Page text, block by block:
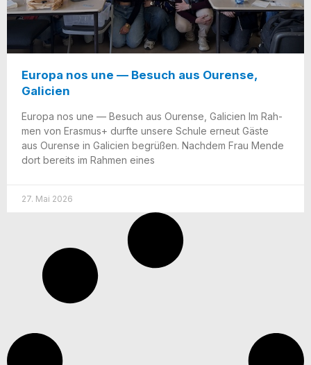
Europa nos une — Besuch aus Ourense,
Galicien
Euro­pa nos une — Besuch aus Ouren­se, Gali­ci­en Im Rah­
men von Eras­mus+ durf­te unse­re Schu­le erneut Gäs­te
aus Ouren­se in Gali­ci­en begrü­ßen. Nach­dem Frau Men­de
dort bereits im Rah­men eines
27. Mai 2026